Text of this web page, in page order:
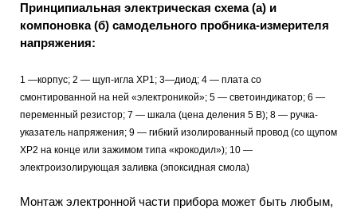
Принципиальная электрическая схема (а) и
компоновка (б) самодельного пробника-измерителя
напряжения:
1 —корпус; 2 — щуп-игла ХР1; 3—диод; 4 — плата со
смонтированной на ней «электроникой»; 5 — светоиндикатор; 6 —
переменный резистор; 7 — шкала (цена деления 5 В); 8 — ручка-
указатель напряжения; 9 — гибкий изолированный провод (со щупом
ХР2 на конце или зажимом типа «крокодил»); 10 —
электроизолирующая заливка (эпоксидная смола)
Монтаж электронной части прибора может быть любым,